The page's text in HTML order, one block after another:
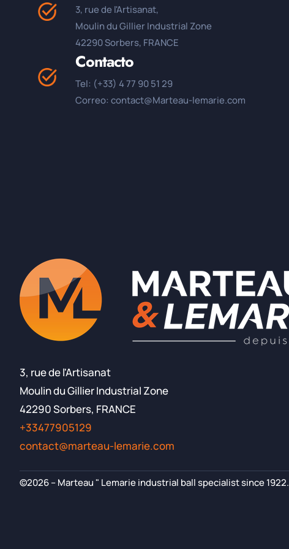
3, rue de l'Artisanat,
Moulin du Gillier Industrial Zone
42290 Sorbers, FRANCE
Contacto
Tel: (+33) 4 77 90 51 29
Correo: contact@Marteau-lemarie.com
3, rue de l'Artisanat
Moulin du Gillier Industrial Zone
42290 Sorbers, FRANCE
+33477905129
contact@marteau-lemarie.com
©2026 – Marteau " Lemarie industrial ball specialist since 1922.